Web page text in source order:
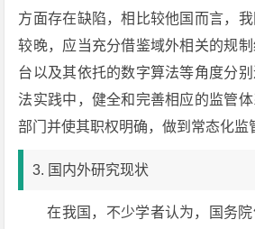
方面存在缺陷，相比较他国而言，
较晚，应当充分借鉴域外相关的规
台以及其依托的数字算法等角度分
法实践中，健全和完善相应的监管
部门并使其职权明确，做到常态化监
3. 国内外研究现状
在我国，不少学者认为，国务